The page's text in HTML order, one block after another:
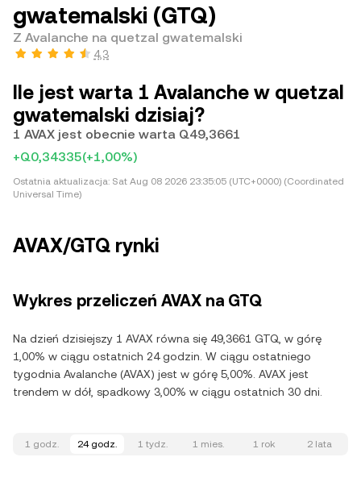
gwatemalski (GTQ)
Z Avalanche na quetzal gwatemalski
4,3
Ile jest warta 1 Avalanche w quetzal
gwatemalski dzisiaj?
1 AVAX jest obecnie warta Q49,3661
+Q0,34335(+1,00%)
Ostatnia aktualizacja: Sat Aug 08 2026 23:35:05 (UTC+0000) (Coordinated
Universal Time)
AVAX/GTQ rynki
Wykres przeliczeń AVAX na GTQ
Na dzień dzisiejszy 1 AVAX równa się 49,3661 GTQ, w górę
1,00% w ciągu ostatnich 24 godzin. W ciągu ostatniego
tygodnia Avalanche (AVAX) jest w górę 5,00%. AVAX jest
trendem w dół, spadkowy 3,00% w ciągu ostatnich 30 dni.
1 godz. 24 godz. 1 tydz. 1 mies. 1 rok 2 lata